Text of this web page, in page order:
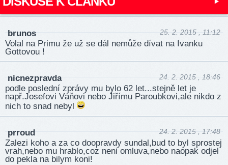
brunos 25. 2. 2015 , 11:12
Volal na Primu že už se dál nemůže dívat na Ivanku
Gottovou !
nicnezpravda 24. 2. 2015 , 18:46
podle poslední zprávy mu bylo 62 let...stejně let je
např.Josefovi Váňovi nebo Jiřímu Paroubkovi,ale nikdo z
nich to snad nebyl
prroud 24. 2. 2015 , 17:48
Zalezi koho a za co doopravdy sundal,bud to byl sprostej
vrah,nebo mu hrablo,coz neni omluva,nebo naopak odjel
do pekla na bilym koni!